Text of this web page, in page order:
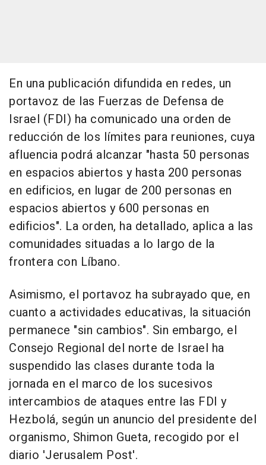
En una publicación difundida en redes, un
portavoz de las Fuerzas de Defensa de
Israel (FDI) ha comunicado una orden de
reducción de los límites para reuniones, cuya
afluencia podrá alcanzar "hasta 50 personas
en espacios abiertos y hasta 200 personas
en edificios, en lugar de 200 personas en
espacios abiertos y 600 personas en
edificios". La orden, ha detallado, aplica a las
comunidades situadas a lo largo de la
frontera con Líbano.
Asimismo, el portavoz ha subrayado que, en
cuanto a actividades educativas, la situación
permanece "sin cambios". Sin embargo, el
Consejo Regional del norte de Israel ha
suspendido las clases durante toda la
jornada en el marco de los sucesivos
intercambios de ataques entre las FDI y
Hezbolá, según un anuncio del presidente del
organismo, Shimon Gueta, recogido por el
diario 'Jerusalem Post'.